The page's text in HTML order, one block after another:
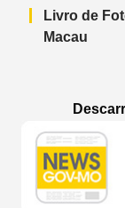
Livro de
Macau